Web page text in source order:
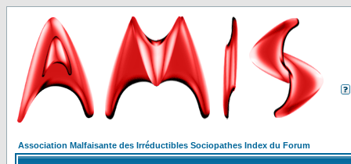
Association Malfaisante des Irréductibles Sociopathes Index du Forum